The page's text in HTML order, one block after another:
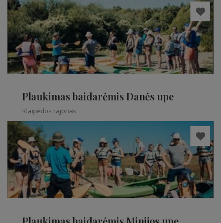
Plaukimas baidarėmis Danės upe
Klaipėdos rajonas